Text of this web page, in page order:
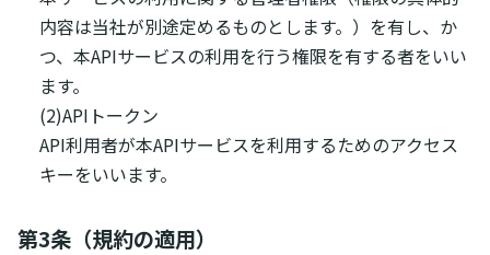
内容は当社が別途定めるものとします。）を有し、か
つ、本APIサービスの利用を行う権限を有する者をいい
ます。
(2)APIトークン
API利用者が本APIサービスを利用するためのアクセス
キーをいいます。
第3条（規約の適用）